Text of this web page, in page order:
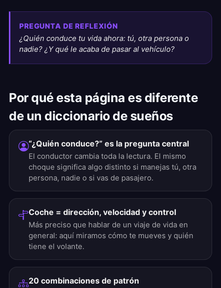
PREGUNTA DE REFLEXIÓN
¿Quién conduce tu vida ahora: tú, otra persona o
nadie? ¿Y qué le acaba de pasar al vehículo?
Por qué esta página es diferente
de un diccionario de sueños
“¿Quién conduce?” es la pregunta central
El conductor cambia toda la lectura. El mismo
choque significa algo distinto si manejas tú, otra
persona, nadie o si vas de pasajero.
Coche = dirección, velocidad y control
Más preciso que hablar de un viaje de vida en
general: aquí miramos cómo te mueves y quién
tiene el volante.
20 combinaciones de patrón